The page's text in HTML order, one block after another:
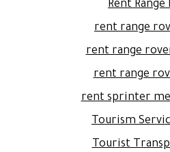
Rent Range
rent range
rent range
rent range
rent sprinter
Tourism
Tourist